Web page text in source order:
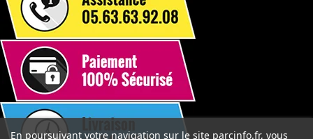
En poursuivant votre navigation sur le site parcinfo.fr, vous